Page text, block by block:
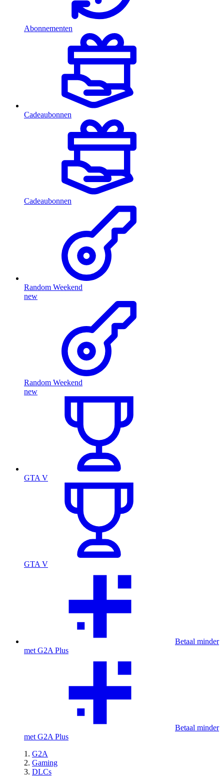
Abonnementen
Cadeaubonnen
Cadeaubonnen
Random Weekend
new
Random Weekend
new
GTA V
GTA V
Betaal minder
met G2A Plus
Betaal minder
met G2A Plus
G2A
Gaming
DLCs